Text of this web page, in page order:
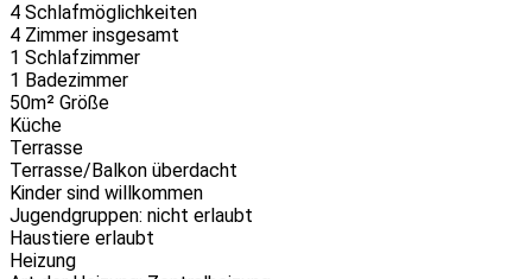
4 Schlafmöglichkeiten
4 Zimmer insgesamt
1 Schlafzimmer
1 Badezimmer
50m² Größe
Küche
Terrasse
Terrasse/Balkon überdacht
Kinder sind willkommen
Jugendgruppen: nicht erlaubt
Haustiere erlaubt
Heizung